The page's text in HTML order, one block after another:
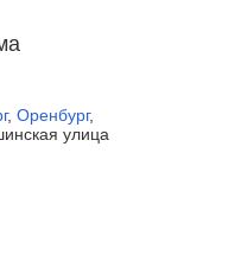
, Оренбург,
улица